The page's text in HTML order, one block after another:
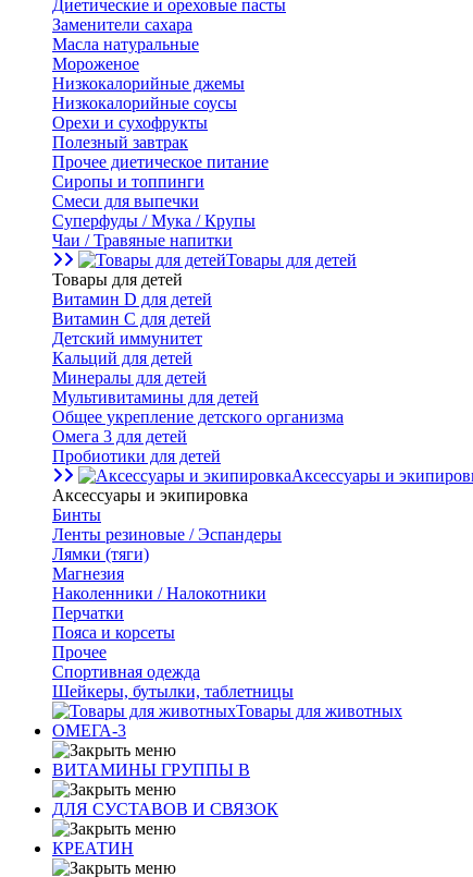
Диетические и ореховые пасты
Заменители сахара
Масла натуральные
Мороженое
Низкокалорийные джемы
Низкокалорийные соусы
Орехи и сухофрукты
Полезный завтрак
Прочее диетическое питание
Сиропы и топпинги
Смеси для выпечки
Суперфуды / Мука / Крупы
Чаи / Травяные напитки
Товары для детей
Товары для детей
Витамин D для детей
Витамин С для детей
Детский иммунитет
Кальций для детей
Минералы для детей
Мультивитамины для детей
Общее укрепление детского организма
Омега 3 для детей
Пробиотики для детей
Аксессуары и
Аксессуары и экипировка
Бинты
Ленты резиновые / Эспандеры
Лямки (тяги)
Магнезия
Наколенники / Налокотники
Перчатки
Пояса и корсеты
Прочее
Спортивная одежда
Шейкеры, бутылки, таблетницы
Товары для животных
ОМЕГА-3
ВИТАМИНЫ ГРУППЫ В
ДЛЯ СУСТАВОВ И СВЯЗОК
КРЕАТИН